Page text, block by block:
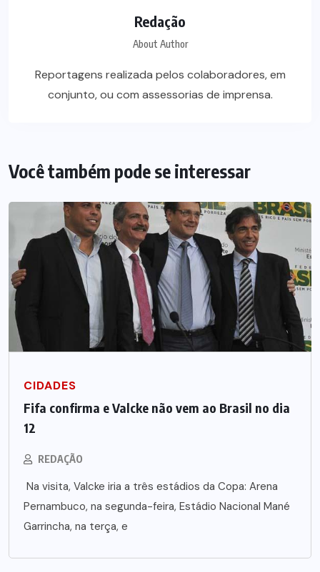
Redação
About Author
Reportagens realizada pelos colaboradores, em
conjunto, ou com assessorias de imprensa.
Você também pode se interessar
CIDADES
Fifa confirma e Valcke não vem ao Brasil no dia
12
REDAÇÃO
Na visita, Valcke iria a três estádios da Copa: Arena
Pernambuco, na segunda-feira, Estádio Nacional Mané
Garrincha, na terça, e